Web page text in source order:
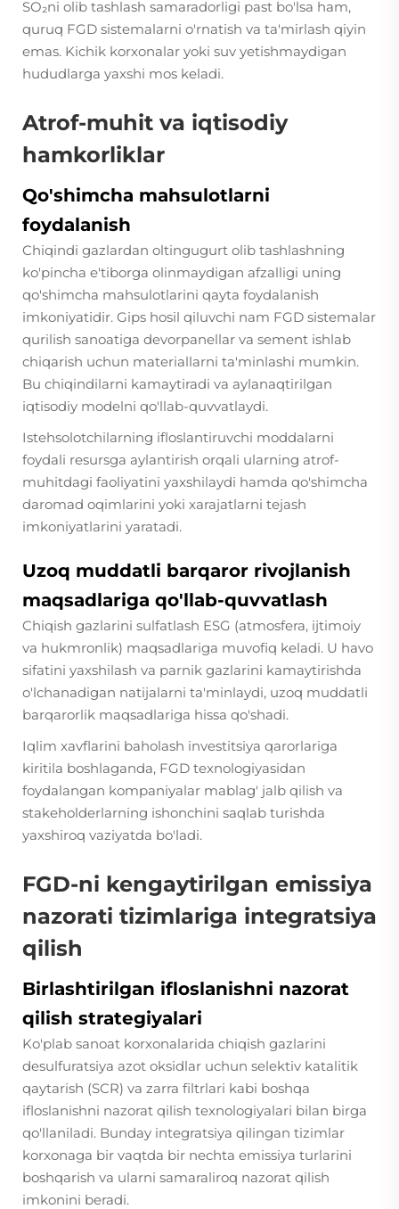
SO₂ni olib tashlash samaradorligi past bo'lsa ham,
quruq FGD sistemalarni o'rnatish va ta'mirlash qiyin
emas. Kichik korxonalar yoki suv yetishmaydigan
hududlarga yaxshi mos keladi.
Atrof-muhit va iqtisodiy
hamkorliklar
Qo'shimcha mahsulotlarni
foydalanish
Chiqindi gazlardan oltingugurt olib tashlashning
ko'pincha e'tiborga olinmaydigan afzalligi uning
qo'shimcha mahsulotlarini qayta foydalanish
imkoniyatidir. Gips hosil qiluvchi nam FGD sistemalar
qurilish sanoatiga devorpanellar va sement ishlab
chiqarish uchun materiallarni ta'minlashi mumkin.
Bu chiqindilarni kamaytiradi va aylanaqtirilgan
iqtisodiy modelni qo'llab-quvvatlaydi.
Istehsolotchilarning ifloslantiruvchi moddalarni
foydali resursga aylantirish orqali ularning atrof-
muhitdagi faoliyatini yaxshilaydi hamda qo'shimcha
daromad oqimlarini yoki xarajatlarni tejash
imkoniyatlarini yaratadi.
Uzoq muddatli barqaror rivojlanish
maqsadlariga qo'llab-quvvatlash
Chiqish gazlarini sulfatlash ESG (atmosfera, ijtimoiy
va hukmronlik) maqsadlariga muvofiq keladi. U havo
sifatini yaxshilash va parnik gazlarini kamaytirishda
o'lchanadigan natijalarni ta'minlaydi, uzoq muddatli
barqarorlik maqsadlariga hissa qo'shadi.
Iqlim xavflarini baholash investitsiya qarorlariga
kiritila boshlaganda, FGD texnologiyasidan
foydalangan kompaniyalar mablag' jalb qilish va
stakeholderlarning ishonchini saqlab turishda
yaxshiroq vaziyatda bo'ladi.
FGD-ni kengaytirilgan emissiya
nazorati tizimlariga integratsiya
qilish
Birlashtirilgan ifloslanishni nazorat
qilish strategiyalari
Ko'plab sanoat korxonalarida chiqish gazlarini
desulfuratsiya azot oksidlar uchun selektiv katalitik
qaytarish (SCR) va zarra filtrlari kabi boshqa
ifloslanishni nazorat qilish texnologiyalari bilan birga
qo'llaniladi. Bunday integratsiya qilingan tizimlar
korxonaga bir vaqtda bir nechta emissiya turlarini
boshqarish va ularni samaraliroq nazorat qilish
imkonini beradi.